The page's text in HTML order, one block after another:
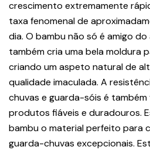
crescimento extremamente
taxa fenomenal de
dia. O bambu não só é amigo
também cria uma bela moldura
criando um aspeto natural de
qualidade imaculada. A
chuvas e guarda-sóis é também
produtos fiáveis e duradouros.
bambu o material perfeito para
guarda-chuvas excepcionais.